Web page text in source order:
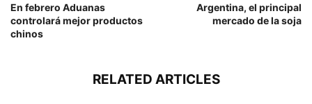
En febrero Aduanas
controlará mejor productos
chinos
Argentina, el principal
mercado de la soja
RELATED ARTICLES